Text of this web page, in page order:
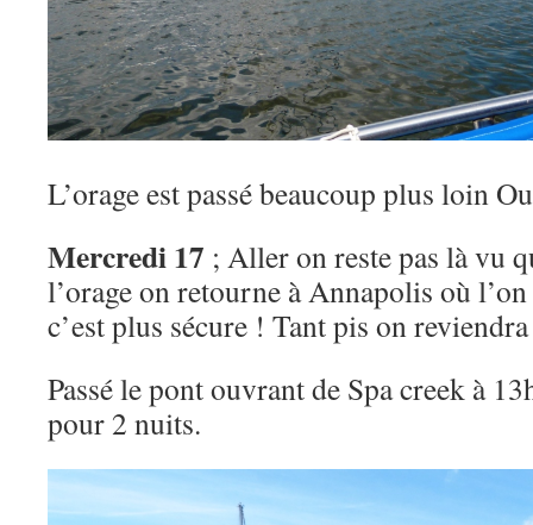
L’orage est passé beaucoup plus loin
Mercredi 17 ; Aller on reste pas là vu
l’orage on retourne à Annapolis où
c’est plus sécure ! Tant pis on
Passé le pont ouvrant de Spa creek à
pour 2 nuits.